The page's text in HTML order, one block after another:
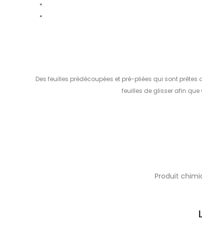
Des feuilles prédécoupées et pré-pliées qui sont
feuilles de glisser afin que
Produit